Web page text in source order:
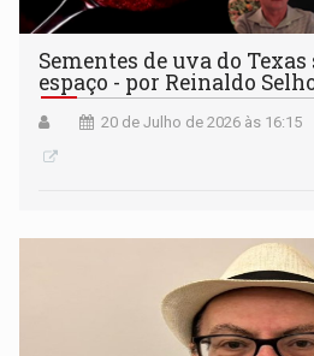
Sementes de uva do
espaço - por Reinaldo
20 de Julho de 2026 às 16:15